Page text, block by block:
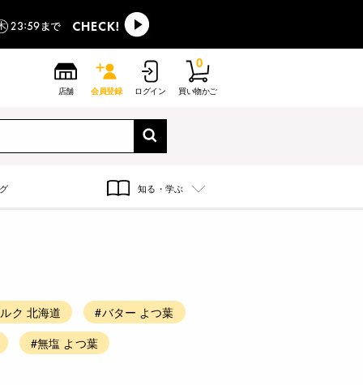
店舗 会員登録 ログイン 買い物かご
0
知る・学ぶ
ク 北海道
#バター よつ葉
#無塩 よつ葉